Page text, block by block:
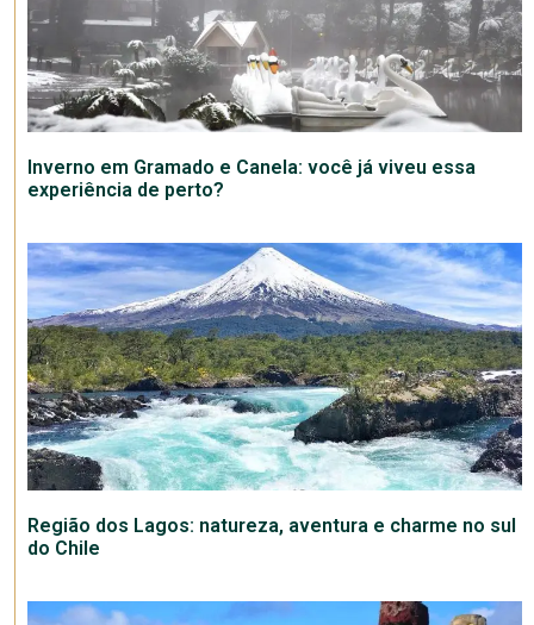
Inverno em Gramado e Canela: você já viveu essa
experiência de perto?
Região dos Lagos: natureza, aventura e charme no sul
do Chile